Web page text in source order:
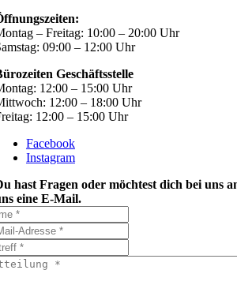
– Freitag: 10:00 – 20:00 Uhr
09:00 – 12:00 Uhr
Geschäftsstelle
12:00 – 15:00 Uhr
12:00 – 18:00 Uhr
12:00 – 15:00 Uhr
Facebook
Instagram
hast Fragen oder möchtest dich bei uns
eine E-Mail.